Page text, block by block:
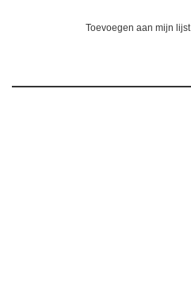
Toevoegen aan mijn lijst